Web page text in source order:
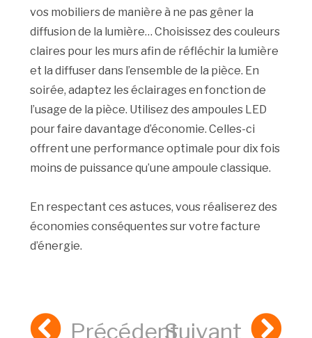
vos mobiliers de manière à ne pas gêner la
diffusion de la lumière… Choisissez des couleurs
claires pour les murs afin de réfléchir la lumière
et la diffuser dans l’ensemble de la pièce. En
soirée, adaptez les éclairages en fonction de
l’usage de la pièce. Utilisez des ampoules LED
pour faire davantage d’économie. Celles-ci
offrent une performance optimale pour dix fois
moins de puissance qu’une ampoule classique.
En respectant ces astuces, vous réaliserez des
économies conséquentes sur votre facture
d’énergie.
PrécédentSuivant